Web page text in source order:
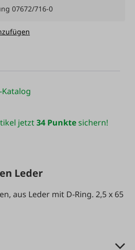
07672/716-0
Katalog
jetzt34 Punktesichern!
Leder
aus Leder mit D-Ring. 2,5 x 65